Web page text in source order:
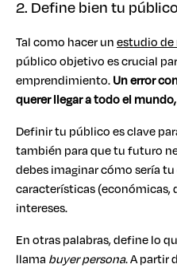
2. Define bien tu
Tal como hacer unestudio de
público objetivo es crucial
emprendimiento.Un error
querer llegar a todo el
Definir tu público es clave
también para que tu futuro
debes imaginar cómo sería
características (económicas,
intereses.
En otras palabras, define lo
llama buyer persona. A partir